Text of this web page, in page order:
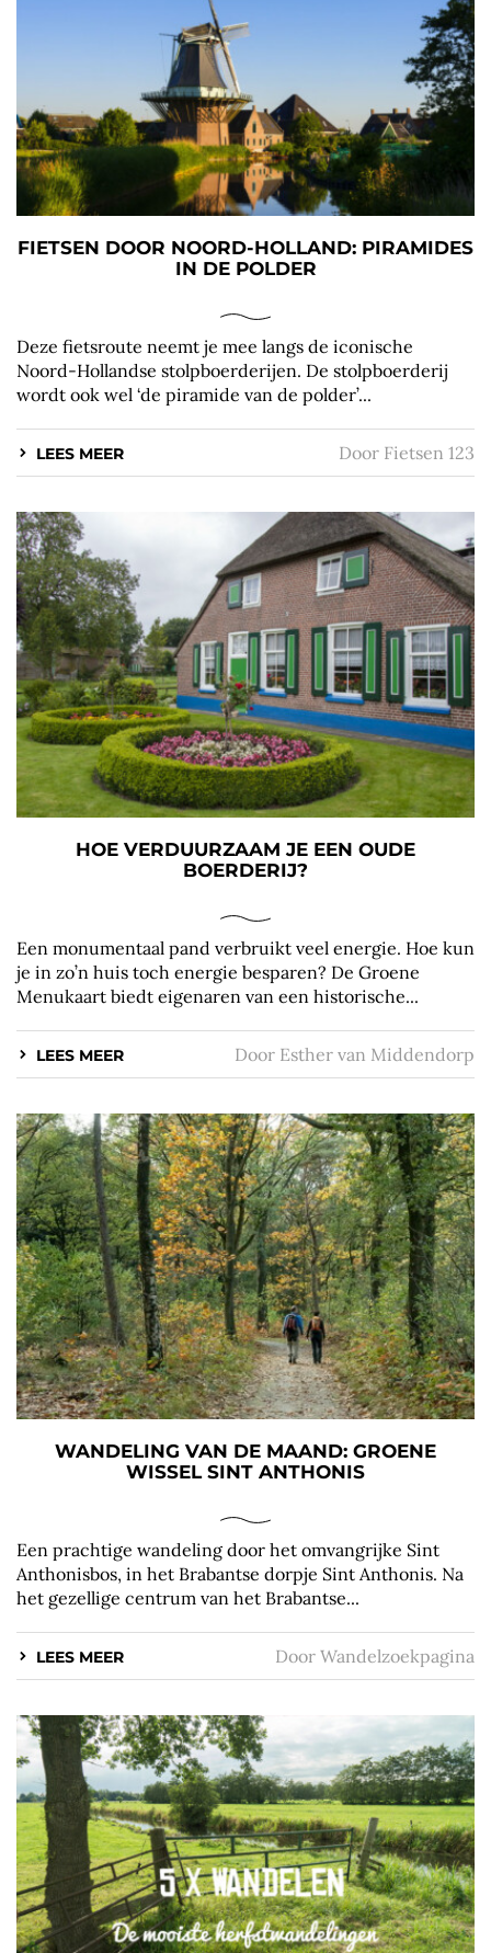
FIETSEN DOOR NOORD-HOLLAND: PIRAMIDES
IN DE POLDER
Deze fietsroute neemt je mee langs de iconische
Noord-Hollandse stolpboerderijen. De stolpboerderij
wordt ook wel ‘de piramide van de polder’...
LEES MEER Door Fietsen 123
HOE VERDUURZAAM JE EEN OUDE
BOERDERIJ?
Een monumentaal pand verbruikt veel energie. Hoe kun
je in zo’n huis toch energie besparen? De Groene
Menukaart biedt eigenaren van een historische...
LEES MEER Door Esther van Middendorp
WANDELING VAN DE MAAND: GROENE
WISSEL SINT ANTHONIS
Een prachtige wandeling door het omvangrijke Sint
Anthonisbos, in het Brabantse dorpje Sint Anthonis. Na
het gezellige centrum van het Brabantse...
LEES MEER Door Wandelzoekpagina